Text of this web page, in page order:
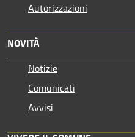
Autorizzazioni
NOVITÀ
Notizie
Comunicati
Avvisi